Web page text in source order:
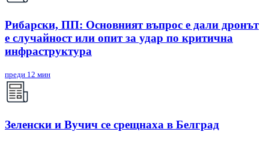
Рибарски, ПП: Основният въпрос е дали дронът
е случайност или опит за удар по критична
инфраструктура
преди 12 мин
Зеленски и Вучич се срещнаха в Белград